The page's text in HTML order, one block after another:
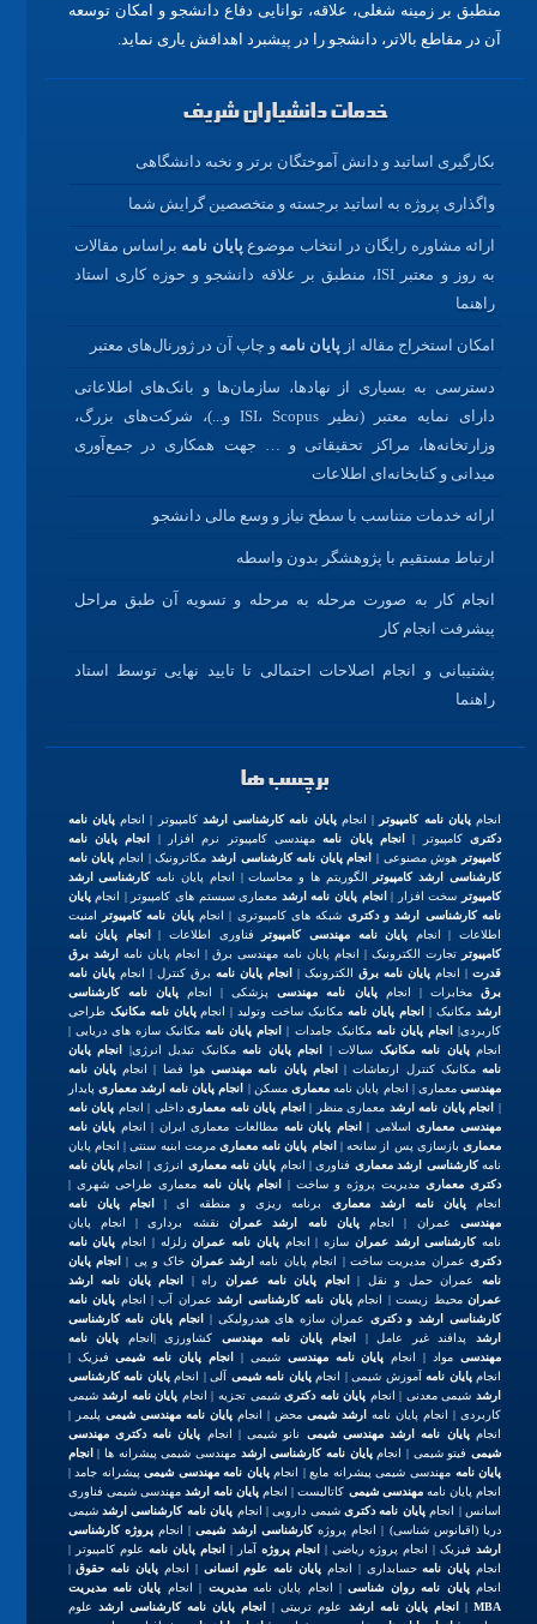
منطبق بر زمینه شغلی، علاقه، توانایی دفاع دانشجو و امکان توسعه
آن در مقاطع بالاتر، دانشجو را در پیشبرد اهدافش یاری نماید.
خدمات دانشیاران شریف
بکارگیری اساتید و دانش آموختگان برتر و نخبه دانشگاهی
واگذاری پروژه به اساتید برجسته و متخصصین گرایش شما
ارائه مشاوره رایگان در انتخاب موضوع پایان نامه براساس مقالات
به روز و معتبر ISI، منطبق بر علاقه دانشجو و حوزه کاری استاد
راهنما
امکان استخراج مقاله از پایان نامه و چاپ آن در ژورنال‌های معتبر
دسترسی به بسیاری از نهادها، سازمان‌ها و بانک‌های اطلاعاتی
دارای نمایه معتبر (نظیر ISI، Scopus و...)، شرکت‌های بزرگ،
وزارتخانه‌ها، مراکز تحقیقاتی و … جهت همکاری در جمع‌آوری
میدانی و کتابخانه‌ای اطلاعات
ارائه خدمات متناسب با سطح نیاز و وسع مالی دانشجو
ارتباط مستقیم با پژوهشگر بدون واسطه
انجام کار به صورت مرحله به مرحله و تسویه آن طبق مراحل
پیشرفت انجام کار
پشتیبانی و انجام اصلاحات احتمالی تا تایید نهایی توسط استاد
راهنما
برچسب ها
انجامپایان نامه کامپیوتر | انجامپایان نامه کارشناسی ارشد کامپیوتر | انجامپایان نامه
دکتریکامپیوتر | انجام پایان نامهمهندسی کامپیوتر نرم افزار |
انجام پایان نامه
کامپیوتر
هوش مصنوعی | انجام پایان نامه کارشناسی ارشد مکاترونیک | انجام پایان نامه
کارشناسی ارشد کامپیوتر
الگوریتم ها و محاسبات | انجام پایان نامهکارشناسی ارشد
کامپیوتر
سخت افزار | انجام پایان نامه ارشد معماری سیستم های کامپیوتر | انجامپایان
نامه کارشناسی ارشد و دکتری شبکه های کامپیوتری | انجامپایان نامه کامپیوتر
امنیت
اطلاعات | انجام پایان نامه مهندسی کامپیوتر فناوری اطلاعات |
انجام پایان نامه
کامپیوتر
تجارت الکترونیک | انجام پایان نامه مهندسی برق | انجام پایان نامه
ارشد برق
قدرت| انجامپایان نامه برق الکترونیک | انجام پایان نامه برق کنترل | انجامپایان نامه
برقمخابرات | انجامپایان نامه مهندسیپزشکی | انجامپایان نامه کارشناسی
ارشدمکانیک | انجام پایان نامهمکانیک ساخت وتولید | انجامپایان نامه مکانیک طراحی
کاربردی|
انجام پایان نامه مکانیک جامدات | انجام پایان نامهمکانیک سازه های دریایی |
انجامپایان نامه مکانیک سیالات | انجام پایان نامهمکانیک تبدیل انرژی|
انجام پایان
نامهمکانیک کنترل ارتعاشات | انجام پایان نامه مهندسیهوا فضا | انجامپایان نامه
مهندسیمعماری | انجام پایان نامه معماری مسکن | انجام پایان نامه ارشد معماری پایدار
|
انجام پایان نامه ارشد معماری منظر | انجام پایان نامه معماریداخلی | انجام پایان نامه
مهندسی معماریاسلامی | انجام پایان نامه مطالعات معماری ایران | انجام پایان نامه
معماریبازسازی پس از سانحه | انجام پایان نامه معماری مرمت ابنیه سنتی | انجام پایان
نامهکارشناسی ارشد معماری فناوری | انجام پایان نامه معماری انرژی | انجام پایان نامه
دکتری معماری مدیریت پروژه و ساخت | انجام پایان نامه معماری طراحی شهری |
انجامپایان نامه ارشد معماری برنامه ریزی و منطقه ای |
انجام پایان نامه
مهندسی عمران | انجامپایان نامه ارشد عمراننقشه برداری | انجام پایان
نامهکارشناسی ارشد عمران سازه | انجامپایان نامه عمرانزلزله | انجام پایان نامه
دکتریعمران مدیریت ساخت | انجام پایان نامه ارشد عمران خاک و پی |
انجام پایان
نامهعمران حمل و نقل | انجام پایان نامه عمران راه |
انجام پایان نامه ارشد
عمرانمحیط زیست | انجامپایان نامه کارشناسی ارشدعمران آب | انجام پایان نامه
کارشناسی ارشد و دکتری عمران سازه های هیدرولیکی |
انجام پایان نامه کارشناسی
ارشد پدافند غیر عامل | انجام پایان نامه مهندسی کشاورزی |انجام پایان نامه
مهندسیمواد | انجام پایان نامه مهندسی شیمی | انجام پایان نامه شیمیفیزیک |
انجامپایان نامهآموزش شیمی | انجامپایان نامه شیمی آلی | انجامپایان نامه کارشناسی
ارشدشیمی معدنی | انجام پایان نامه دکتریشیمی تجزیه | انجام پایان نامه ارشدشیمی
کاربردی | انجام پایان نامه
ارشد شیمی محض | انجامپایان نامه مهندسی شیمی پلیمر |
انجامپایان نامه ارشد مهندسی شیمی نانو شیمی | انجام پایان نامه دکتری مهندسی
شیمیفیتو شیمی | انجامپایان نامه کارشناسی ارشد مهندسی شیمی پیشرانه ها | انجام
پایان نامه مهندسی شیمی پیشرانه مایع | انجامپایان نامه مهندسی شیمیپیشرانه جامد |
انجام پایان نامهمهندسی شیمی کاتالیست | انجام پایان نامه ارشد مهندسی شیمی فناوری
اسانس | انجامپایان نامه دکتریشیمی دارویی | انجام پایان نامه کارشناسی ارشدشیمی
دریا (اقیانوس شناسی) | انجام پروژهکارشناسی ارشد شیمی| انجامپروژه کارشناسی
ارشدفیزیک | انجام پروژه ریاضی | انجام پروژه آمار | انجام پایان نامه علوم کامپیوتر |
انجام پایان نامهحسابداری | انجام پایان نامه علوم انسانی | انجام پایان نامه حقوق|
انجامپایان نامه روان شناسی| انجام پایان نامهمدیریت | انجام پایان نامه مدیریت
MBA
| انجام پایان نامه ارشد علوم تربیتی | انجام پایان نامه کارشناسی ارشد علوم